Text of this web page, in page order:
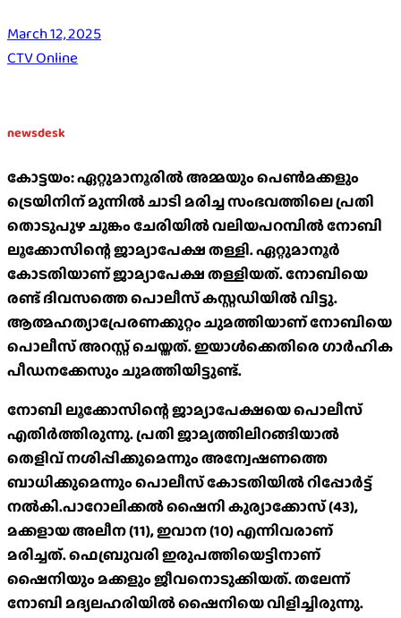
March 12, 2025
CTV Online
newsdesk
കോട്ടയം: ഏറ്റുമാനൂരിൽ അമ്മയും പെൺമക്കളും
ട്രെയിനിന് മുന്നിൽ ചാടി മരിച്ച സംഭവത്തിലെ പ്രതി
തൊടുപുഴ ചുങ്കം ചേരിയിൽ വലിയപറമ്പിൽ നോബി
ലൂക്കോസിന്റെ ജാമ്യാപേക്ഷ തള്ളി. ഏറ്റുമാനൂർ
കോടതിയാണ് ജാമ്യാപേക്ഷ തള്ളിയത്. നോബിയെ
രണ്ട് ദിവസത്തെ പൊലീസ് കസ്റ്റഡിയിൽ വിട്ടു.
ആത്മഹത്യാപ്രേരണക്കുറ്റം ചുമത്തിയാണ് നോബിയെ
പൊലീസ് അറസ്റ്റ് ചെയ്തത്. ഇയാൾക്കെതിരെ ഗാർഹിക
പീഡനക്കേസും ചുമത്തിയിട്ടുണ്ട്.
നോബി ലൂക്കോസിന്റെ ജാമ്യാപേക്ഷയെ പൊലീസ്
എതിർത്തിരുന്നു. പ്രതി ജാമ്യത്തിലിറങ്ങിയാൽ
തെളിവ് നശിപ്പിക്കുമെന്നും അന്വേഷണത്തെ
ബാധിക്കുമെന്നും പൊലീസ് കോടതിയിൽ റിപ്പോർട്ട്
നൽകി.പാറോലിക്കൽ ഷൈനി കുര്യാക്കോസ് (43),
മക്കളായ അലീന (11), ഇവാന (10) എന്നിവരാണ്
മരിച്ചത്. ഫെബ്രുവരി ഇരുപത്തിയെട്ടിനാണ്
ഷൈനിയും മക്കളും ജീവനൊടുക്കിയത്. തലേന്ന്
നോബി മദ്യലഹരിയിൽ ഷൈനിയെ വിളിച്ചിരുന്നു.